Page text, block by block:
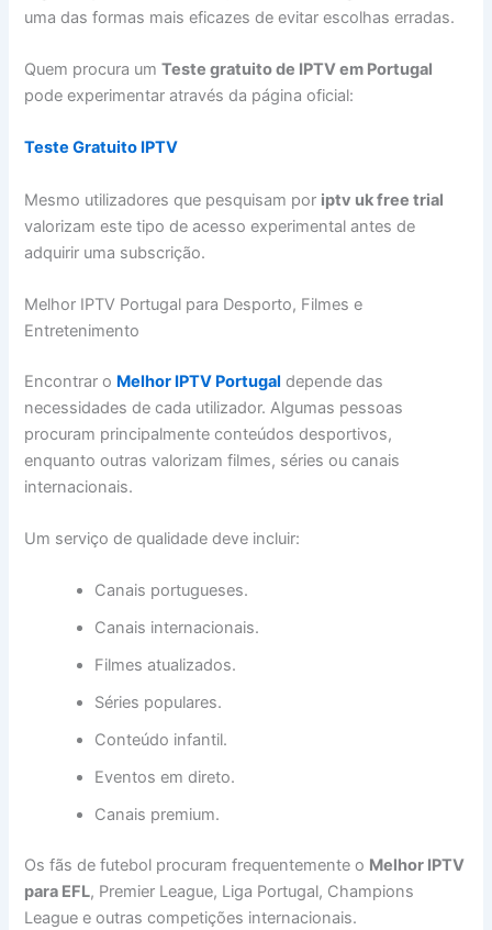
uma das formas mais eficazes de evitar escolhas erradas.
Quem procura umTeste gratuito de IPTV em Portugal
pode experimentar através da página oficial:
Teste Gratuito IPTV
Mesmo utilizadores que pesquisam por iptv uk free trial
valorizam este tipo de acesso experimental antes de
adquirir uma subscrição.
Melhor IPTV Portugal para Desporto, Filmes e
Entretenimento
Encontrar o Melhor IPTV Portugal depende das
necessidades de cada utilizador. Algumas pessoas
procuram principalmente conteúdos desportivos,
enquanto outras valorizam filmes, séries ou canais
internacionais.
Um serviço de qualidade deve incluir:
Canais portugueses.
Canais internacionais.
Filmes atualizados.
Séries populares.
Conteúdo infantil.
Eventos em direto.
Canais premium.
Os fãs de futebol procuram frequentemente o Melhor IPTV
para EFL, Premier League, Liga Portugal, Champions
League e outras competições internacionais.